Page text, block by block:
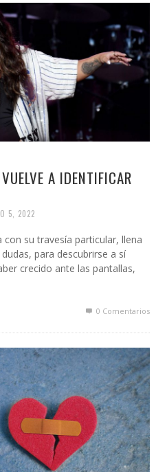
A IDENTIFICAR
5, 2022
su travesía particular, llena
para descubrirse a sí
crecido ante las pantallas,
0 Comentarios